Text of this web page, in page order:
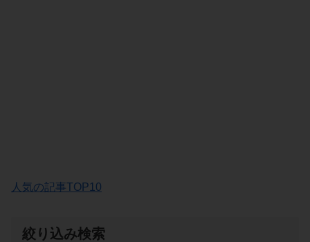
人気の記事TOP10
絞り込み検索